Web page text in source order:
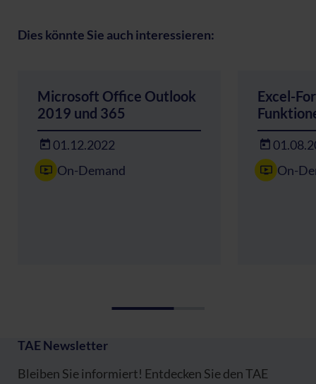
Dies könnte Sie auch interessieren:
Microsoft Office Outlook
2019 und 365
01.12.2022
On-Demand
Excel-
On-
TAE Newsletter
Bleiben Sie informiert! Entdecken Sie den TAE